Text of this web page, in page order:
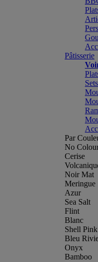
Pâtisserie
Par
No
Cerise
Noir Mat
Meringue
Azur
Sea Salt
Flint
Blanc
Shell Pink
Bleu
Onyx
Bamboo